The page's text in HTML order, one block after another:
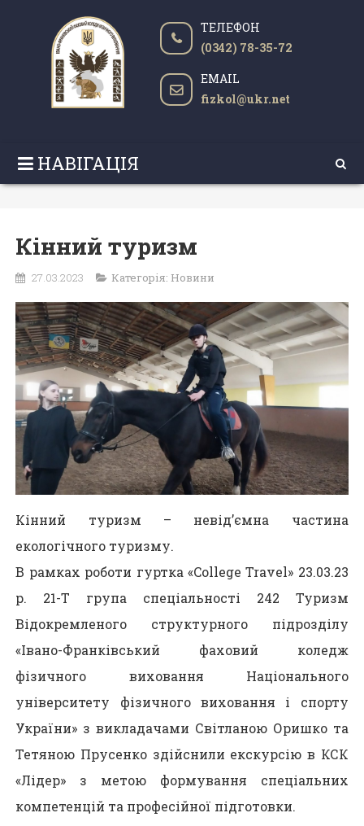
ТЕЛЕФОН
(0342) 78-35-72
EMAIL
fizkol@ukr.net
НАВІГАЦІЯ
Кінний туризм
27.03.2023 Категорія: Новини
Кінний туризм – невід’ємна частина
екологічного туризму.
В рамках роботи гуртка «College Travel» 23.03.23
р. 21-Т група спеціальності 242 Туризм
Відокремленого структурного підрозділу
«Івано-Франківський фаховий коледж
фізичного виховання Національного
університету фізичного виховання і спорту
України» з викладачами Світланою Оришко та
Тетяною Прусенко здійснили екскурсію в КСК
«Лідер» з метою формування спеціальних
компетенцій та професійної підготовки.